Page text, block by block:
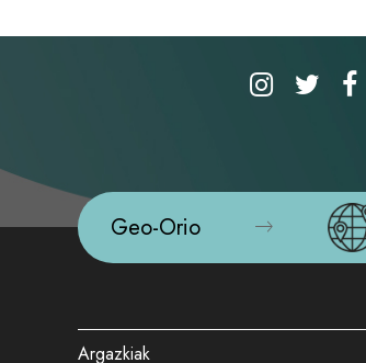
Geo-Orio
Argazkiak